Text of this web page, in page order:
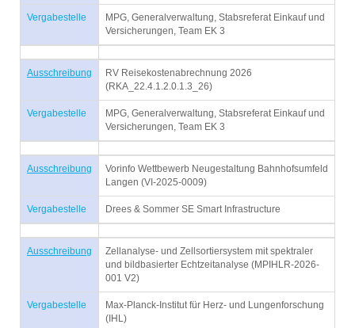
Vergabestelle
MPG, Generalverwaltung, Stabsreferat Einkauf und
Versicherungen, Team EK 3
Ausschreibung
RV Reisekostenabrechnung 2026
(RKA_22.4.1.2.0.1.3_26)
Vergabestelle
MPG, Generalverwaltung, Stabsreferat Einkauf und
Versicherungen, Team EK 3
Ausschreibung
Vorinfo Wettbewerb Neugestaltung Bahnhofsumfeld
Langen (VI-2025-0009)
Vergabestelle Drees & Sommer SE Smart Infrastructure
Ausschreibung
Zellanalyse- und Zellsortiersystem mit spektraler
und bildbasierter Echtzeitanalyse (MPIHLR-2026-
001 V2)
Vergabestelle
Max-Planck-Institut für Herz- und Lungenforschung
(IHL)